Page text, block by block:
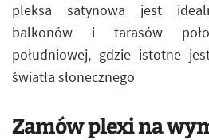
pleksa satynowa jest
balkonów i tarasów
południowej, gdzie istotne
światła słonecznego
Zamów plexi na